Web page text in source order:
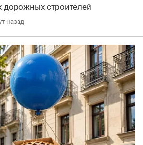
дорожных строителей
назад